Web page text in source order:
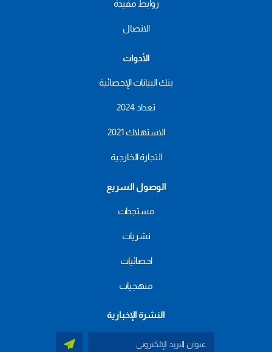
روابط مفيدة
الاتصال
الأدوات
بنك البيانات الإحصائية
تعداد 2024
الاستهلاك 2021
التجارة الخارجية
الوصول السريع
مستجدات
نشريات
احصائيات
منهجيات
النشرة الإخبارية